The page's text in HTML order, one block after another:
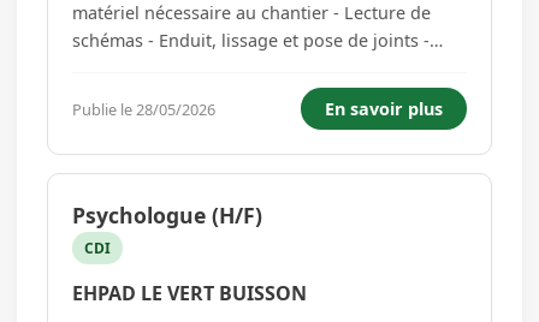
matériel nécessaire au chantier - Lecture de
schémas - Enduit, lissage et pose de joints -
plafonds - Contrôle de l'isolation et de
l'étanchéité - Nettoyage de fin de chantier -
Manutentions diverses Vous ê...
Publie le 28/05/2026 En savoir plus
Psychologue (H/F)
CDI
EHPAD LE VERT BUISSON